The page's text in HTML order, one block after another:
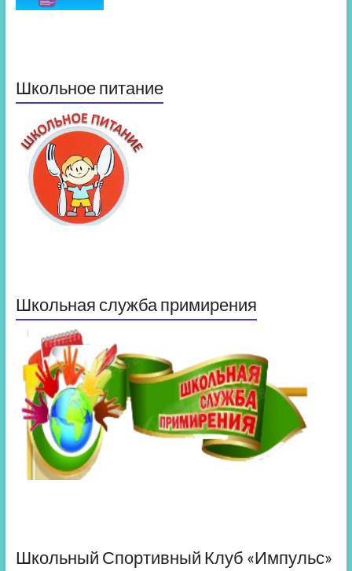
Школьное питание
Школьная служба примирения
Школьный Спортивный Клуб «Импульс»